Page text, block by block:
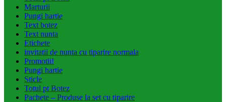
Marturii
Pungi hartie
Text botez
Text nunta
Etichete
invitatii de nunta cu tiparire normala
Promotii!
Pungi hartie
Sticle
Totul pt Botez
Pachete – Produse la set cu tiparire